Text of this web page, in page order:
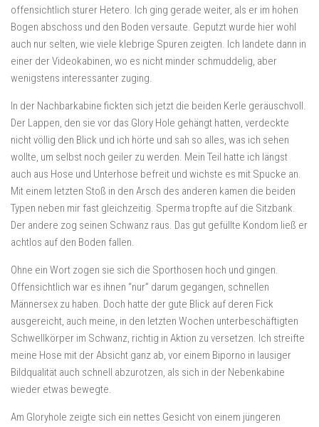
offensichtlich sturer Hetero. Ich ging gerade weiter, als er im hohen
Bogen abschoss und den Boden versaute. Geputzt wurde hier wohl
auch nur selten, wie viele klebrige Spuren zeigten. Ich landete dann in
einer der Videokabinen, wo es nicht minder schmuddelig, aber
wenigstens interessanter zuging.
In der Nachbarkabine fickten sich jetzt die beiden Kerle geräuschvoll.
Der Lappen, den sie vor das Glory Hole gehängt hatten, verdeckte
nicht völlig den Blick und ich hörte und sah so alles, was ich sehen
wollte, um selbst noch geiler zu werden. Mein Teil hatte ich längst
auch aus Hose und Unterhose befreit und wichste es mit Spucke an.
Mit einem letzten Stoß in den Arsch des anderen kamen die beiden
Typen neben mir fast gleichzeitig. Sperma tropfte auf die Sitzbank.
Der andere zog seinen Schwanz raus. Das gut gefüllte Kondom ließ er
achtlos auf den Boden fallen.
Ohne ein Wort zogen sie sich die Sporthosen hoch und gingen.
Offensichtlich war es ihnen “nur” darum gegangen, schnellen
Männersex zu haben. Doch hatte der gute Blick auf deren Fick
ausgereicht, auch meine, in den letzten Wochen unterbeschäftigten
Schwellkörper im Schwanz, richtig in Aktion zu versetzen. Ich streifte
meine Hose mit der Absicht ganz ab, vor einem Biporno in lausiger
Bildqualität auch schnell abzurotzen, als sich in der Nebenkabine
wieder etwas bewegte.
Am Gloryhole zeigte sich ein nettes Gesicht von einem jüngeren